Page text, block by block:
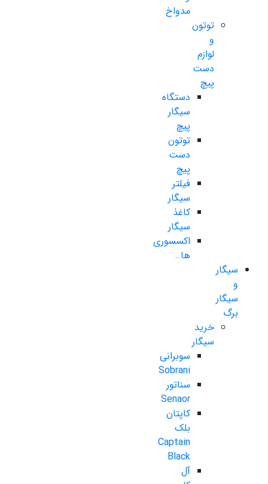
مدواخ
توتون
و
لوازم
دست
پیچ
دستگاه
سیگار
پیچ
توتون
دست
پیچ
فیلتر
سیگار
کاغذ
سیگار
اکسسوری
ها..
سیگار
و
سیگار
برگ
خرید
سیگار
سوبرانی
Sobrani
سناتور
Senaor
کاپتان
بلک
Captain
Black
آل